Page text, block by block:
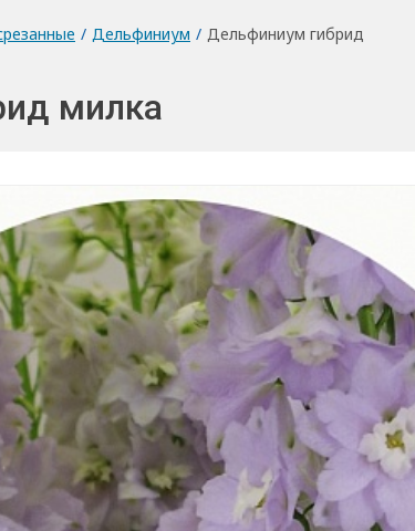
/ Дельфиниум / Дельфиниум гибрид
милка